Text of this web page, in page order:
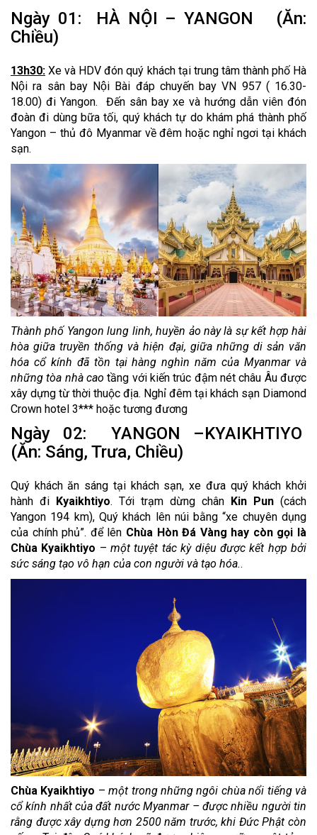
Ngày 01: HÀ NỘI – YANGON (Ăn:
Chiều)
13h30: Xe và HDV đón quý khách tại trung tâm thành phố Hà
Nội ra sân bay Nội Bài đáp chuyến bay VN 957 ( 16.30-
18.00) đi Yangon. Đến sân bay xe và hướng dẫn viên đón
đoàn đi dùng bữa tối, quý khách tự do khám phá thành phố
Yangon – thủ đô Myanmar về đêm hoặc nghỉ ngơi tại khách
sạn.
Thành phố Yangon lung linh, huyền ảo này là sự kết hợp hài
hòa giữa truyền thống và hiện đại, giữa những di sản văn
hóa cổ kính đã tồn tại hàng nghìn năm của Myanmar và
những tòa nhà caotầng với kiến trúc đậm nét châu Âu được
xây dựng từ thời thuộc địa. Nghỉ đêm tại khách sạn Diamond
Crown hotel 3*** hoặc tương đương
Ngày 02: YANGON –KYAIKHTIYO
(Ăn: Sáng, Trưa, Chiều)
Quý khách ăn sáng tại khách sạn, xe đưa quý khách khởi
hành đi Kyaikhtiyo. Tới trạm dừng chân Kin Pun (cách
Yangon 194 km), Quý khách lên núi bằng “xe chuyên dụng
của chính phủ”. để lên Chùa Hòn Đá Vàng hay còn gọi là
Chùa Kyaikhtiyo –một tuyệt tác kỳ diệu được kết hợp bởi
sức sáng tạo vô hạn của con người và tạo hóa..
Chùa Kyaikhtiyo –một trong những ngôi chùa nổi tiếng và
cổ kính nhất của đất nước Myanmar – được nhiều người tin
rằng được xây dựng hơn 2500 năm trước, khi Đức Phật còn